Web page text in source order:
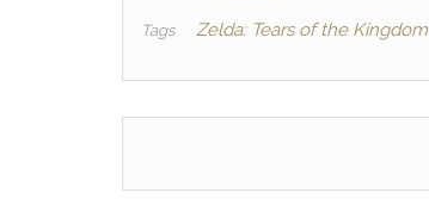
Tags Zelda: Tears of the Kingdom